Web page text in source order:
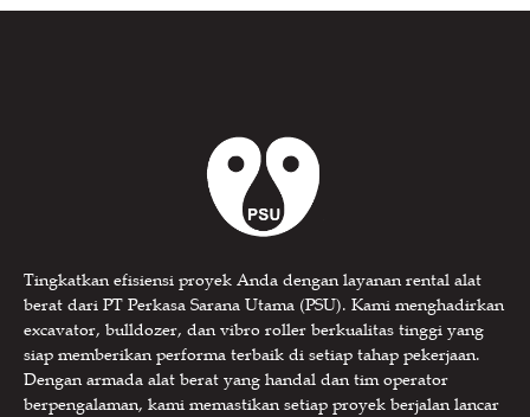
Tingkatkan efisiensi proyek Anda dengan layanan rental alat
berat dari PT Perkasa Sarana Utama (PSU). Kami menghadirkan
excavator, bulldozer, dan vibro roller berkualitas tinggi yang
siap memberikan performa terbaik di setiap tahap pekerjaan.
Dengan armada alat berat yang handal dan tim operator
berpengalaman, kami memastikan setiap proyek berjalan lancar